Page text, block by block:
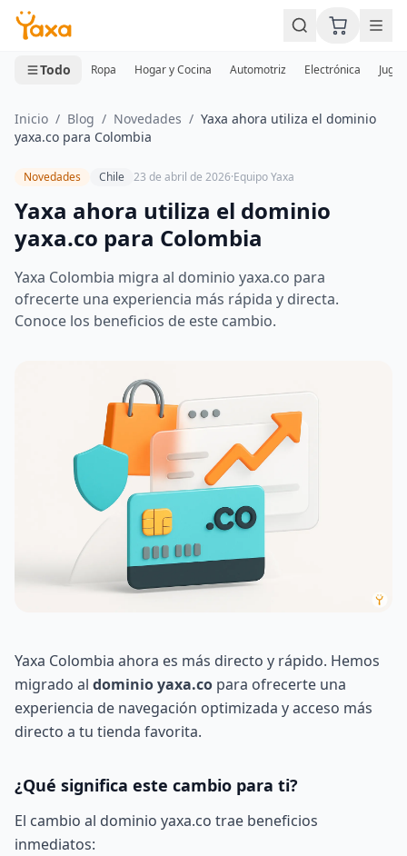
MINI CARRITO
0 productos
Todo Ropa Hogar y Cocina Automotriz Electrónica
Inicio / Blog / Novedades / Yaxa ahora utiliza el dominio
yaxa.co para Colombia
Novedades Chile 23 de abril de 2026·Equipo Yaxa
Yaxa ahora utiliza el dominio
yaxa.co para Colombia
Yaxa Colombia migra al dominio yaxa.co para
ofrecerte una experiencia más rápida y directa.
Conoce los beneficios de este cambio.
Yaxa Colombia ahora es más directo y rápido. Hemos
migrado al dominio yaxa.co para ofrecerte una
experiencia de navegación optimizada y acceso más
directo a tu tienda favorita.
¿Qué significa este cambio para ti?
El cambio al dominio yaxa.co trae beneficios
inmediatos: